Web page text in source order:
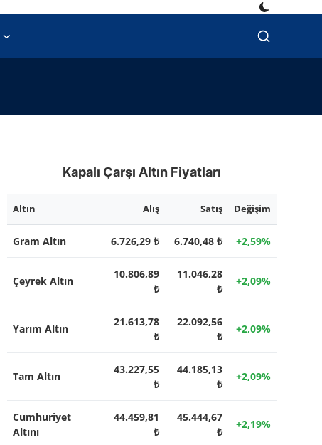
Kapalı Çarşı Altın Fiyatları
Altın Alış Satış Değişim
Gram Altın 6.726,29 ₺ 6.740,48 ₺ +2,59%
Çeyrek Altın
10.806,89
₺
11.046,28
₺
+2,09%
Yarım Altın
21.613,78
₺
22.092,56
₺
+2,09%
Tam Altın
43.227,55
₺
44.185,13
₺
+2,09%
Cumhuriyet
Altını
44.459,81
₺
45.444,67
₺
+2,19%